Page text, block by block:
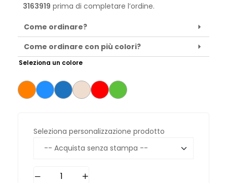
3163919 prima di completare l’ordine.
Come ordinare?
Come ordinare con più colori?
Seleziona un colore
Seleziona personalizzazione prodotto